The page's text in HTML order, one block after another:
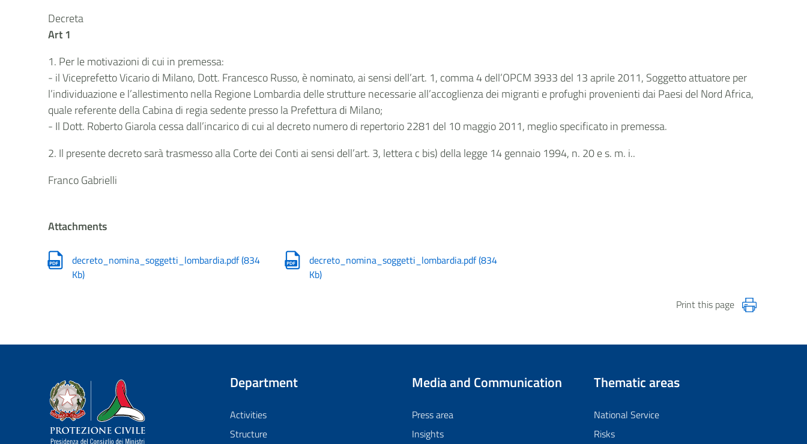
Decreta
Art 1
1. Per le motivazioni di cui in premessa:
- il Viceprefetto Vicario di Milano, Dott. Francesco Russo, è nominato, ai sensi dell’art. 1, comma 4 dell’OPCM 3933 del 13 aprile 2011, Soggetto attuatore per
l’individuazione e l’allestimento nella Regione Lombardia delle strutture necessarie all’accoglienza dei migranti e profughi provenienti dai Paesi del Nord Africa,
quale referente della Cabina di regia sedente presso la Prefettura di Milano;
- Il Dott. Roberto Giarola cessa dall’incarico di cui al decreto numero di repertorio 2281 del 10 maggio 2011, meglio specificato in premessa.
2. Il presente decreto sarà trasmesso alla Corte dei Conti ai sensi dell’art. 3, lettera c bis) della legge 14 gennaio 1994, n. 20 e s. m. i..
Franco Gabrielli
Attachments
decreto_nomina_soggetti_lombardia.pdf(834
Kb)
decreto_nomina_soggetti_lombardia.pdf(834
Kb)
Print this page
Dipartimento della Protezione Civile
Department
Activities
Structure
Media and Communication
Press area
Insights
Thematic areas
National Service
Risks